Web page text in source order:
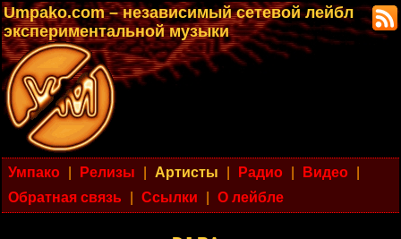
Umpako.com – независимый сетевой лейбл
экспериментальной музыки
Умпако Релизы Артисты Радио Видео
Обратная связь
Ссылки О лейбле